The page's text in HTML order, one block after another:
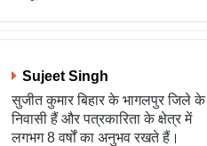
Sujeet Singh
सुजीत कुमार बिहार के भागलपुर जिले के
निवासी हैं और पत्रकारिता के क्षेत्र में
लगभग 8 वर्षों का अनुभव रखते हैं।